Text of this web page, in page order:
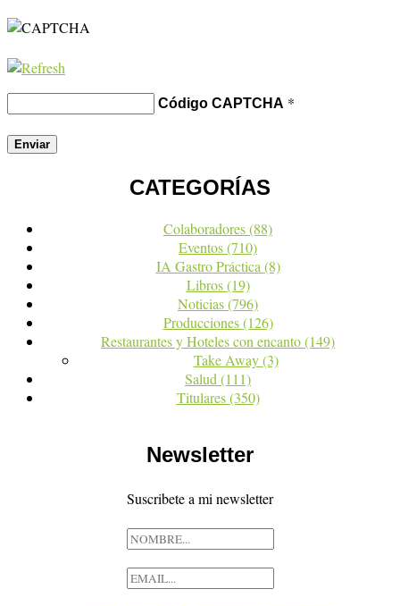
Código CAPTCHA *
CATEGORÍAS
Colaboradores(88)
Eventos(710)
IA Gastro Práctica (8)
Libros(19)
Noticias(796)
Producciones(126)
Restaurantes y Hoteles con encanto(149)
Take Away(3)
Salud (111)
Titulares(350)
Newsletter
Suscribete a mi newsletter